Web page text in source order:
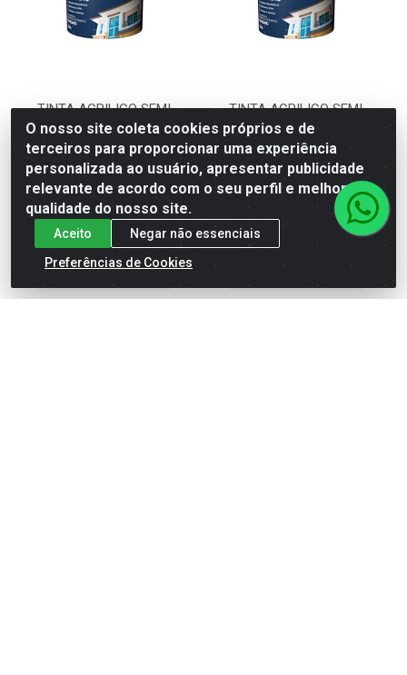
TINTA ACRILICO SEMI
BRILHO BRANCO GELO 15L
VIVA
Código: 24398
Embalagem: BD-15L
Faça seu login ou
cadastre-se para
ver preços e
TINTA ACRILICO SEMI
BRILHO BRANCO NEVE 15L
VIVA
Código: 24396
Embalagem: BD-15L
Faça seu login ou
cadastre-se para
O nosso site coleta cookies próprios e de
terceiros para proporcionar uma experiência
personalizada ao usuário, apresentar publicidade
relevante de acordo com o seu perfil e melhorar a
qualidade do nosso site.
Aceito
Negar não essenciais
Preferências de Cookies